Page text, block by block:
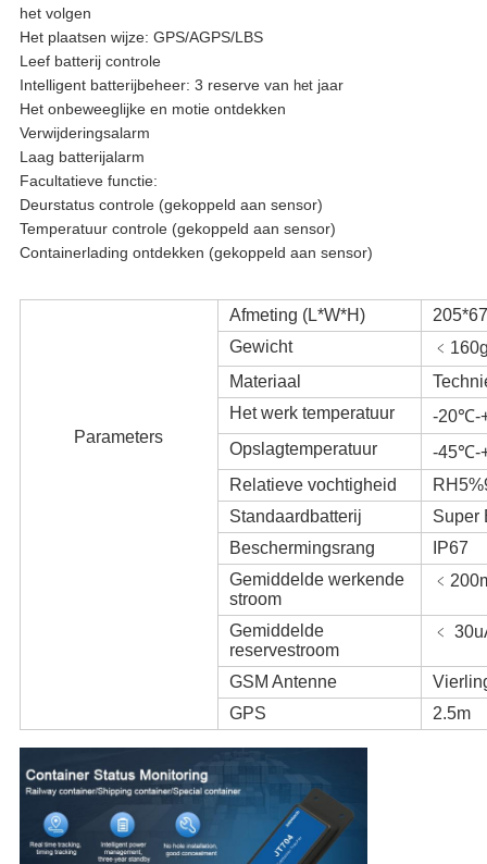
het volgen
Het plaatsen wijze: GPS/AGPS/LBS
Leef batterij controle
Intelligent batterijbeheer: 3 reserve van het jaar
Het onbeweeglijke en motie ontdekken
Verwijderingsalarm
Laag batterijalarm
Facultatieve functie:
Deurstatus controle (gekoppeld aan sensor)
Temperatuur controle (gekoppeld aan sensor)
Containerlading ontdekken (gekoppeld aan sensor)
Parameters
Afmeting (L*W*H)
Gewicht
Materiaal
Het werk temperatuur
-20℃-
Opslagtemperatuur
-45℃-
Relatieve vochtigheid
Standaardbatterij
Super
Beschermingsrang
IP67
Gemiddelde werkende
stroom
Gemiddelde
reservestroom
﹤
GSM Antenne
GPS
2.5m